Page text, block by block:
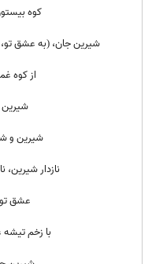
كوه
شیرین جان،‌ (به عشق
از كوه
شیرین
شیرین و
نازدار
عشق
با زخم